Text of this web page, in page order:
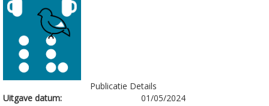
Publicatie Details
Uitgave datum:
01/05/2024